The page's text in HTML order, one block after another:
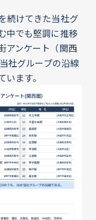
続けてきた当社グ
中でも堅調に推移
アンケート（関西
社グループの沿線
ます。